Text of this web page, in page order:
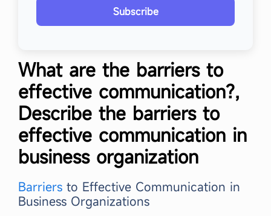
Subscribe
What are the barriers to
effective communication?,
Describe the barriers to
effective communication in
business organization
Barriers to Effective Communication in
Business Organizations